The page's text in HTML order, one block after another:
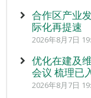
合作区产业
际化再提速
2026年8月7日
优化在建及
会议 梳理已
2026年8月7日